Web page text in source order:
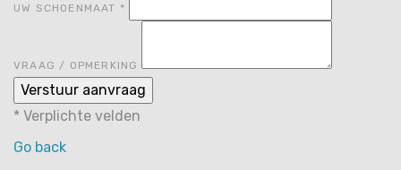
UW SCHOENMAAT *
VRAAG / OPMERKING
* Verplichte velden
Go back